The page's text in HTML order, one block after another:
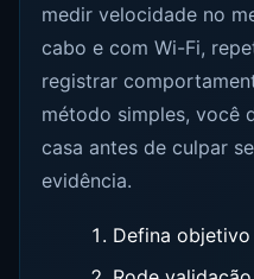
medir velocidade no
cabo e com Wi-Fi,
registrar
método simples, você
casa antes de culpar
evidência.
Defina